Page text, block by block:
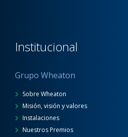
Institucional
Grupo Wheaton
Sobre Wheaton
Misión, visión y valores
Instalaciones
Nuestros Premios